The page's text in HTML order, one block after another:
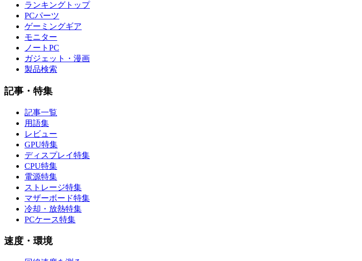
ランキングトップ
PCパーツ
ゲーミングギア
モニター
ノートPC
ガジェット・漫画
製品検索
記事・特集
記事一覧
用語集
レビュー
GPU特集
ディスプレイ特集
CPU特集
電源特集
ストレージ特集
マザーボード特集
冷却・放熱特集
PCケース特集
速度・環境